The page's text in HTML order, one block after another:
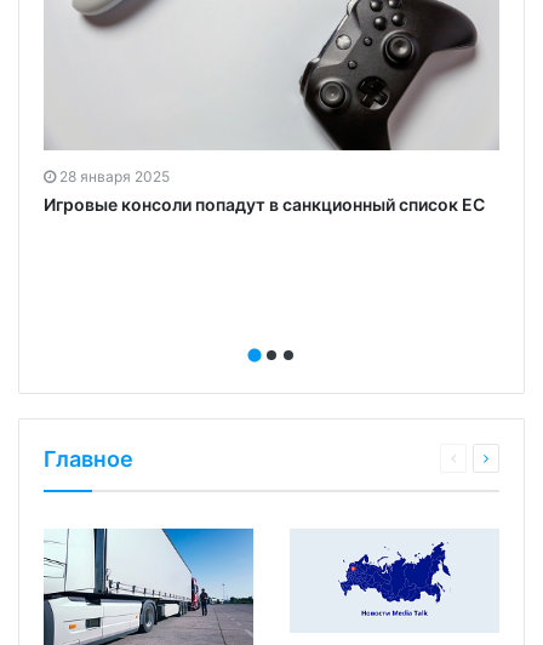
28 января 2025
Игровые консоли попадут в санкционный список ЕС
Главное